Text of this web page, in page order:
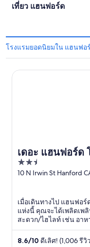
เที่ยว แฮนฟอร์ด
โรงแรมยอดนิยมใน แฮนฟอ
เดอะ แฮนฟอร์ด
เซนด์ คอลเลกชัน
2.5
out
10 N Irwin St Hanford
เมื่อเดินทางไป แฮนฟอ
แห่งนี้ คุณจะได้เพลิดเพ
สะดวก/ไฮไลท์ เช่น อาห
จอดรถฟรี ผู้เข้าพักที่จอง
และพนักงานเป็นพิเศษ ...
8.6/10 ดีเลิศ! (1,006 รีวิ
เดอะ แฮนฟอร์ด โรงแ